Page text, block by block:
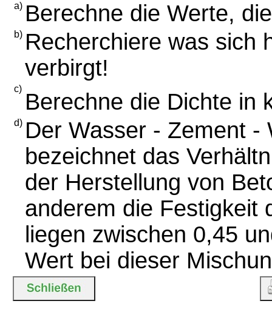
a) Berechne die Werte,
b) Recherchiere was sich
verbirgt!
c)
Berechne die Dichte in
d) Der Wasser - Zement
bezeichnet das
der Herstellung von
anderem die Festigkeit
liegen zwischen 0,45
Wert bei dieser